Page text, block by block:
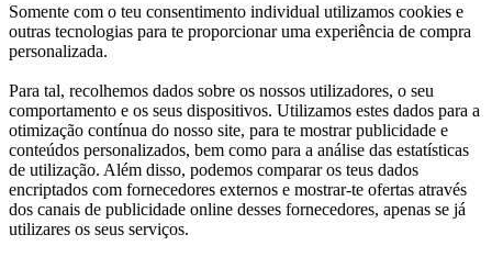
Somente com o teu consentimento individual utilizamos cookies e
outras tecnologias para te proporcionar uma experiência de compra
personalizada.
Para tal, recolhemos dados sobre os nossos utilizadores, o seu
comportamento e os seus dispositivos. Utilizamos estes dados para a
otimização contínua do nosso site, para te mostrar publicidade e
conteúdos personalizados, bem como para a análise das estatísticas
de utilização. Além disso, podemos comparar os teus dados
encriptados com fornecedores externos e mostrar-te ofertas através
dos canais de publicidade online desses fornecedores, apenas se já
utilizares os seus serviços.